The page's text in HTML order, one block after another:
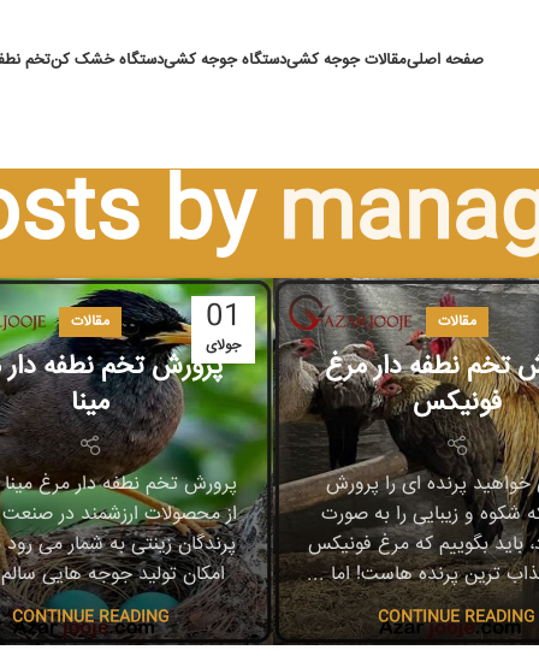
صفحه اصلیمقالات جوجه کشیدستگاه جوجه کشیدستگاه خشک کنتخم
by
مقالات
تخم نطفه دار مرغ
فونیکس
خواهید پرنده ای را پرورش
شکوه و زیبایی را به صورت
باید بگوییم که مرغ فونیکس
ترین پرنده هاست! اما ...
CONTINUE READING
01
جولای
مقالات
پرورش تخم نطفه
مینا
پرورش تخم نطفه دار مرغ
از محصولات ارزشمند در
پرندگان زینتی به شمار می رود
امکان تولید جوجه هایی
CONTINUE READING